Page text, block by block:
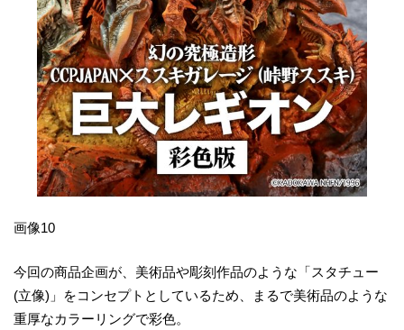
画像10
今回の商品企画が、美術品や彫刻作品のような「スタチュー
(立像)」をコンセプトとしているため、まるで美術品のような
重厚なカラーリングで彩色。